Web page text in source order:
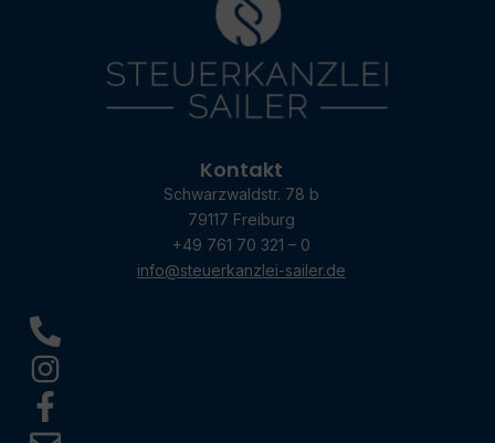
Kontakt
Schwarzwaldstr. 78 b
79117 Freiburg
+49 761 70 321 – 0
info@steuerkanzlei-sailer.de